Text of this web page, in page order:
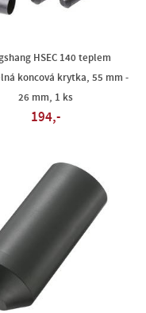
HSEC 140 teplem
koncová krytka, 55 mm -
26 mm, 1 ks
194,-